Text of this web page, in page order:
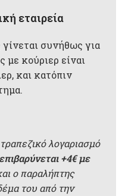
εταιρεία
συνήθως για
με κούριερ είναι
και κατόπιν
λογαριασμό
+4€ με
ο παραλήπτης
του από την